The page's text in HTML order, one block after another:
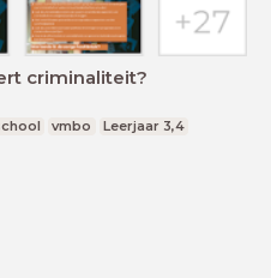
criminaliteit?
vmbo Leerjaar 3,4